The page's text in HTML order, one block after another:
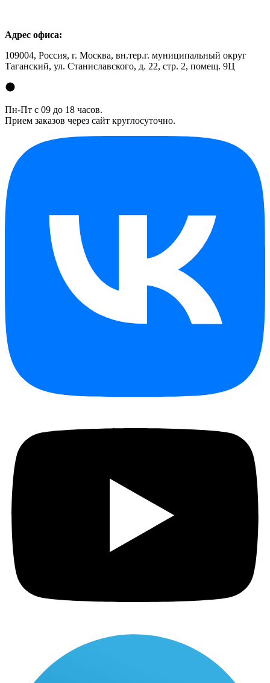
Адрес офиса:
109004, Россия, г. Москва, вн.тер.г. муниципальный округ
Таганский, ул. Станиславского, д. 22, стр. 2, помещ. 9Ц
Пн-Пт с 09 до 18 часов.
Прием заказов через сайт круглосуточно.